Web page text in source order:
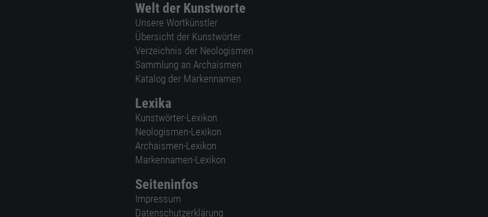
Welt der Kunstworte
Unsere Wortkünstler
Übersicht der Kunstwörter
Verzeichnis der Neologismen
Sammlung an Archaismen
Katalog der Markennamen
Lexika
Kunstwörter-Lexikon
Neologismen-Lexikon
Archaismen-Lexikon
Markennamen-Lexikon
Seiteninfos
Impressum
Datenschutzerklärung